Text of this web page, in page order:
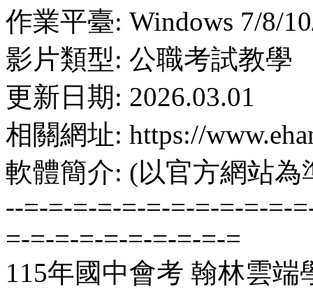
作業平臺: Windows 7/8/
影片類型: 公職考試教學
更新日期: 2026.03.01
相關網址: https://
軟體簡介: (以官方網站為
--=-=-=-=-=-=-=-=-=-=-=-
=-=-=-=-=-=-=-=-=-=
115年國中會考 翰林雲